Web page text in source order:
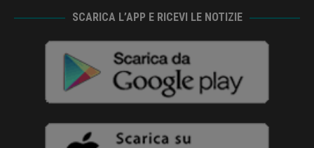
SCARICA L’APP E RICEVI LE NOTIZIE